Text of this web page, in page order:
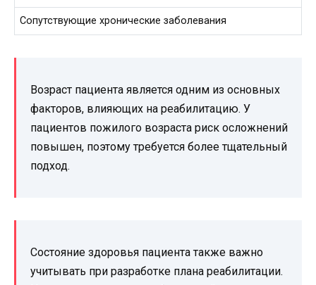
Сопутствующие хронические заболевания
Возраст пациента является одним из основных
факторов, влияющих на реабилитацию. У
пациентов пожилого возраста риск осложнений
повышен, поэтому требуется более тщательный
подход.
Состояние здоровья пациента также важно
учитывать при разработке плана реабилитации.